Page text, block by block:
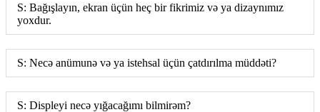
S: Bağışlayın, ekran üçün heç bir fikrimiz və ya dizaynımız
yoxdur.
S: Necə anümunə və ya istehsal üçün çatdırılma müddəti?
S: Displeyi necə yığacağımı bilmirəm?